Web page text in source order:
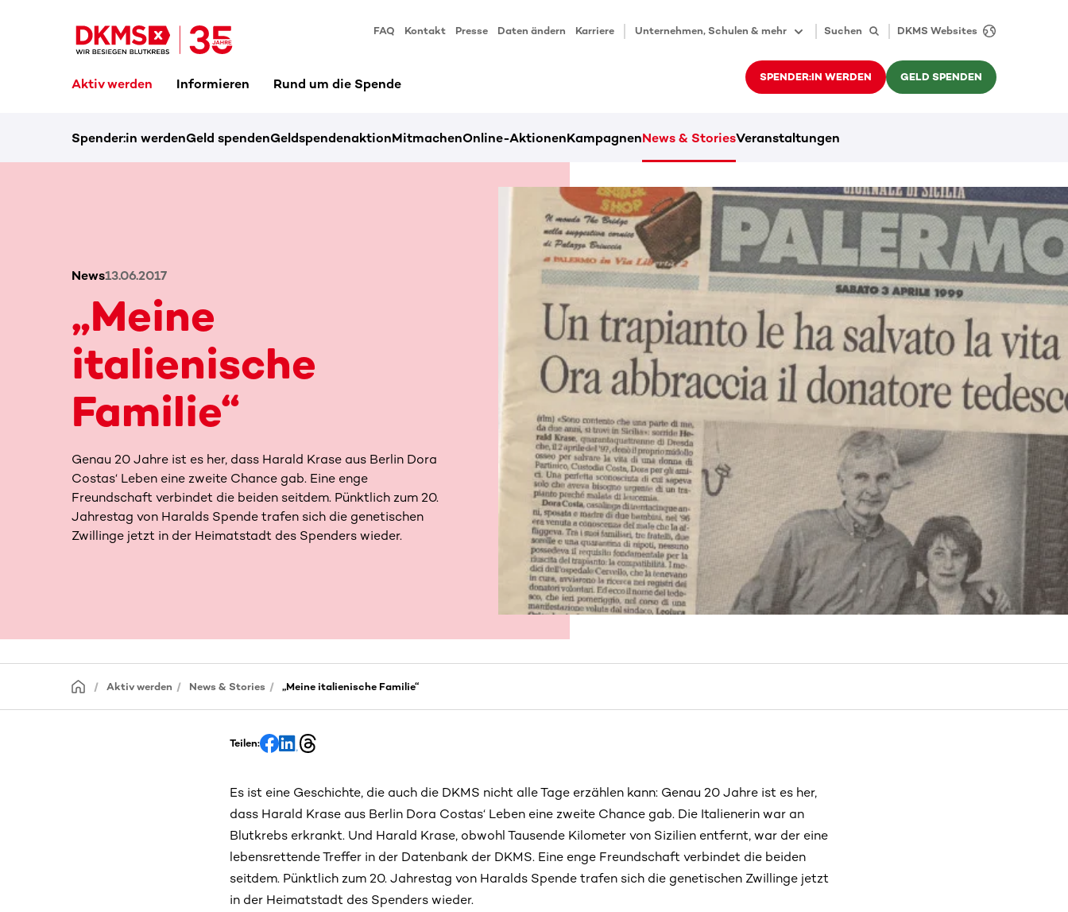
FAQ Kontakt Presse Daten ändern Karriere Unternehmen, Schulen & mehr Suchen DKMS Websites
Aktiv werden Informieren Rund um die Spende SPENDER:IN WERDEN GELD SPENDEN
Spender:in werdenGeld spendenGeldspendenaktionMitmachenOnline-AktionenKampagnenNews & StoriesVeranstaltungen
News13.06.2017
„Meine
italienische
Familie“
Genau 20 Jahre ist es her, dass Harald Krase aus Berlin Dora
Costas‘ Leben eine zweite Chance gab. Eine enge
Freundschaft verbindet die beiden seitdem. Pünktlich zum 20.
Jahrestag von Haralds Spende trafen sich die genetischen
Zwillinge jetzt in der Heimatstadt des Spenders wieder.
Aktiv werden News & Stories „Meine italienische Familie“
Teilen:
Es ist eine Geschichte, die auch die DKMS nicht alle Tage erzählen kann: Genau 20 Jahre ist es her,
dass Harald Krase aus Berlin Dora Costas‘ Leben eine zweite Chance gab. Die Italienerin war an
Blutkrebs erkrankt. Und Harald Krase, obwohl Tausende Kilometer von Sizilien entfernt, war der eine
lebensrettende Treffer in der Datenbank der DKMS. Eine enge Freundschaft verbindet die beiden
seitdem. Pünktlich zum 20. Jahrestag von Haralds Spende trafen sich die genetischen Zwillinge jetzt
in der Heimatstadt des Spenders wieder.